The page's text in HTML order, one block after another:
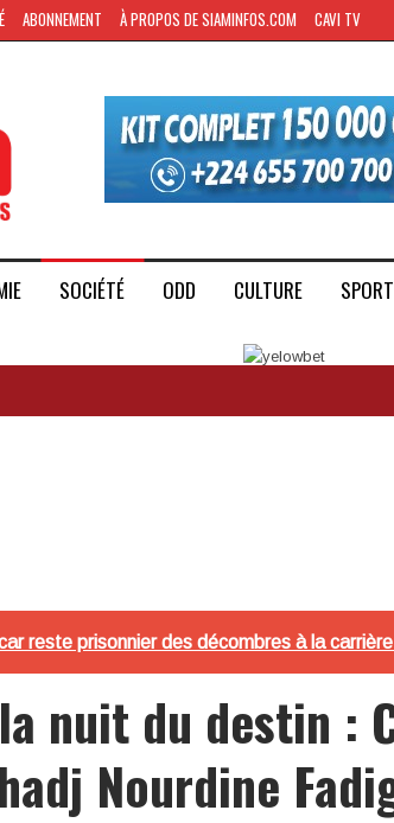
ABONNEMENT À PROPOS DE SIAMINFOS.COM CAVI TV
SOCIÉTÉ ODD CULTURE SPORT
reste prisonnier des décombres à la
nuit du destin :
Nourdine